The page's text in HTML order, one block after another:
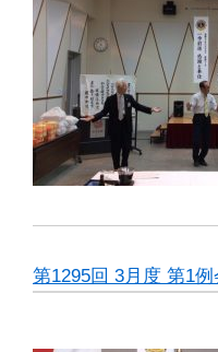
第1295回 3月度 第1